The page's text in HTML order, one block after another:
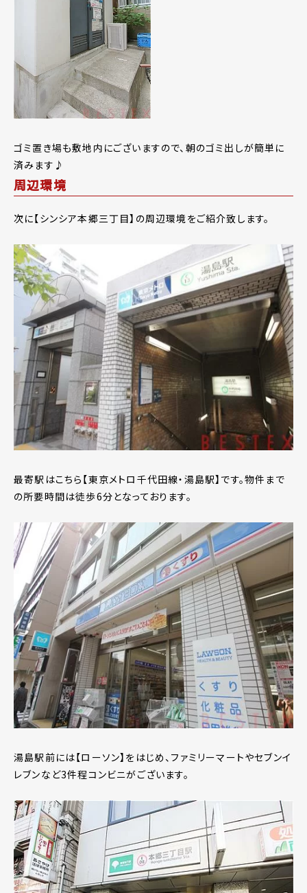
ゴミ置き場も敷地内にございますので、朝のゴミ出しが簡単に
済みます♪
周辺環境
次に【シンシア本郷三丁目】の周辺環境をご紹介致します。
最寄駅はこちら【東京メトロ千代田線・湯島駅】です。物件まで
の所要時間は徒歩6分となっております。
湯島駅前には【ローソン】をはじめ、ファミリーマートやセブンイ
レブンなど3件程コンビニがございます。